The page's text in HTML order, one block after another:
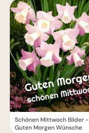
Schönen Mittwoch Bilder -
Guten Morgen Wünsche